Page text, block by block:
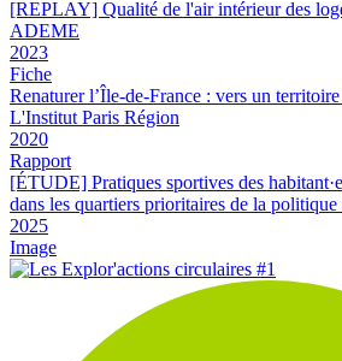
[REPLAY] Qualité de l'air intérieur des
ADEME
2023
Fiche
Renaturer l’Île-de-France : vers un
L'Institut Paris Région
2020
Rapport
[ÉTUDE] Pratiques sportives des
dans les quartiers prioritaires de la
2025
Image